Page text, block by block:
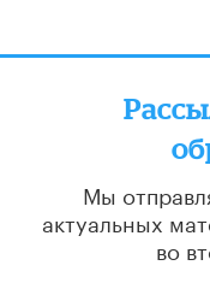
Мы
актуальных
во